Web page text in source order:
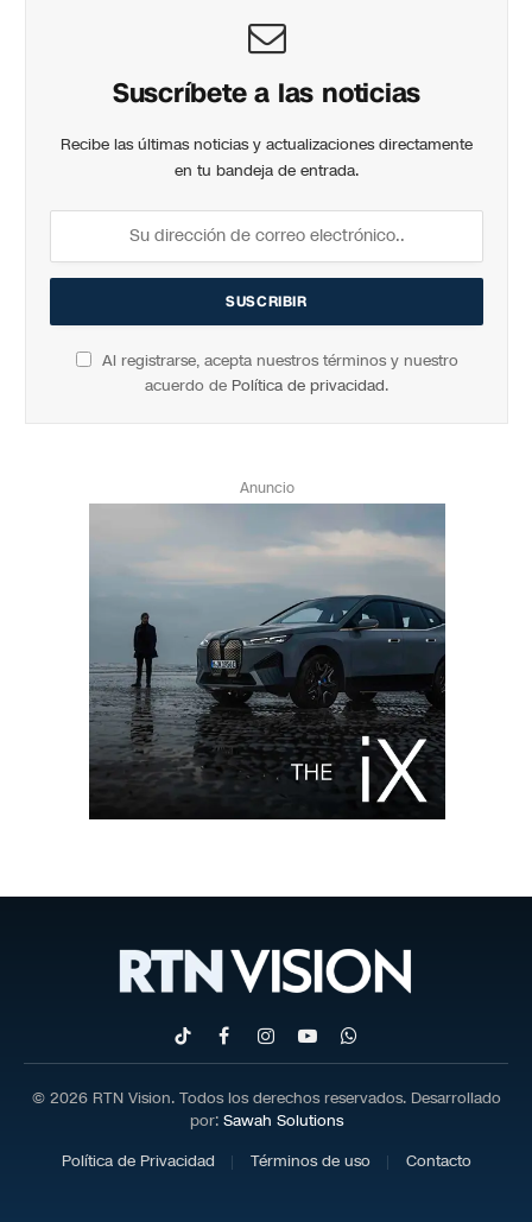
Suscríbete a las noticias
Recibe las últimas noticias y actualizaciones directamente
en tu bandeja de entrada.
Al registrarse, acepta nuestros términos y nuestro
acuerdo de Política de privacidad.
Anuncio
TikTokFacebookInstagram
YouTubeWhatsApp
© 2026 RTN Vision. Todos los derechos reservados. Desarrollado
por: Sawah Solutions
Política de Privacidad
Términos de uso Contacto